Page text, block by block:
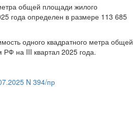
общей площади жилого
года определен в размере 113 685
одного квадратного метра общей
на III квартал 2025 года.
N 394/пр